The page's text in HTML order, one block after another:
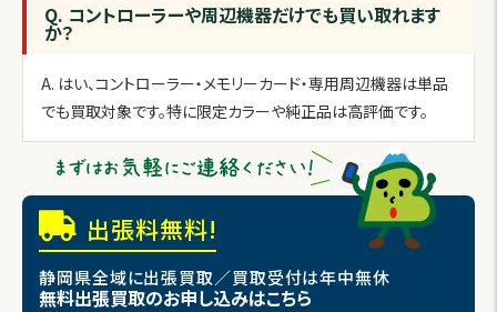
Q. コントローラーや周辺機器だけでも買い取れます
か？
A. はい、コントローラー・メモリーカード・専用周辺機器は単品
でも買取対象です。特に限定カラーや純正品は高評価です。
出張料無料!
静岡県全域に出張買取／買取受付は年中無休
無料出張買取のお申し込みはこちら